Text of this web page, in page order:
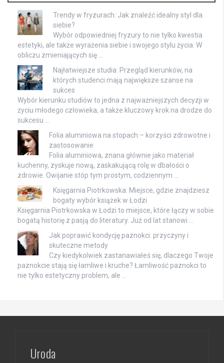
Trendy w fryzurach: Jak znaleźć idealny styl dla
siebie?
Wybór odpowiedniej fryzury to nie tylko kwestia
estetyki, ale także wyrażenia siebie i swojego stylu życia. W
obliczu zmieniających się …
Najłatwiejsze studia: Przegląd kierunków, na
których studenci mają największe szanse na
sukces
Wybór kierunku studiów to jedna z najważniejszych decyzji w
życiu młodego człowieka, a także kluczowy krok na drodze do
sukcesu …
Folia aluminiowa na stopach – korzyści zdrowotne i
zastosowanie
Folia aluminiowa, znana głównie jako materiał
kuchenny, zyskuje nową, zaskakującą rolę w dbałości o
zdrowie. Owijanie stóp tym prostym, codziennym …
Księgarnia Piotrkowska: Miejsce, gdzie znajdziesz
bogaty wybór książek w Łodzi
Księgarnia Piotrkowska w Łodzi to miejsce, które łączy w sobie
bogatą historię z pasją do literatury. Już od lat stanowi …
Jak poprawić kondycję paznokci: przyczyny i
skuteczne metody
Czy kiedykolwiek zastanawiałeś się, dlaczego Twoje
paznokcie stają się łamliwe i kruche? Łamliwość paznokci to
nie tylko estetyczny problem, ale …
Uroda